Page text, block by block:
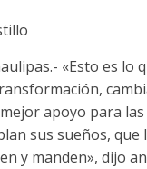
«Esto es lo
apoyo para
sus sueños, que
y manden», dijo